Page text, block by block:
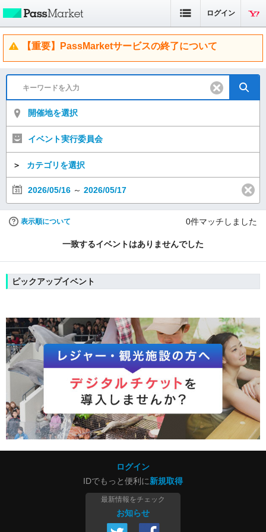
ログイン
【重要】PassMarketサービスの終了について
開催地を選択
イベント実行委員会
＞ カテゴリを選択
2026/05/16 ～ 2026/05/17
表示順について 0件マッチしました
一致するイベントはありませんでした
ピックアップイベント
ログイン
IDでもっと便利に新規取得
最新情報をチェック
お知らせ